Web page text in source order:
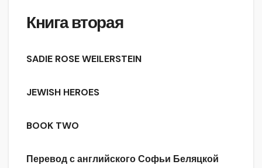
Книга вторая
SADIE ROSE WEILERSTEIN
JEWISH HEROES
BOOK TWO
Перевод с английского Софьи Беляцкой